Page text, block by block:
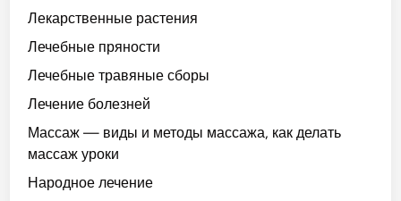
Лекарственные растения
Лечебные пряности
Лечебные травяные сборы
Лечение болезней
Массаж — виды и методы массажа, как делать
массаж уроки
Народное лечение